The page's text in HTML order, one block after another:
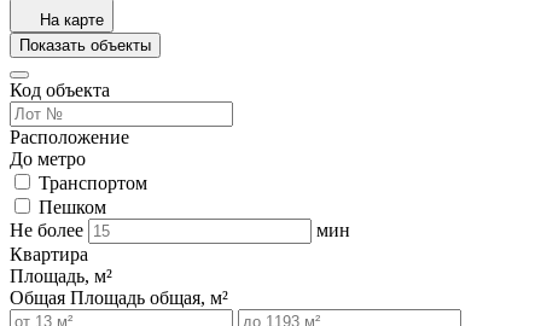
На карте
Показать объекты
Код объекта
Расположение
До метро
Транспортом
Пешком
Не более
мин
Квартира
Площадь, м²
Общая Площадь общая, м²